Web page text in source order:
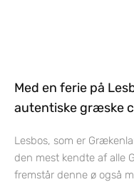
Med en ferie på
autentiske græske
Lesbos, som er
den mest kendte af alle
fremstår denne ø også